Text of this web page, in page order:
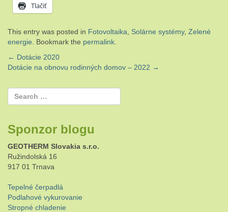
Tlačiť
This entry was posted in Fotovoltaika Solárne systémy, Zelené
energie . Bookmark the permalink
Post
← Dotácie 2020
Dotácie na obnovu rodinných domov – 2022 →
Sponzor blogu
GEOTHERM Slovakia s.r.o.
Ružindolská 16
917 01 Trnava
Tepelné čerpadlá
Podlahové vykurovanie
Stropné chladenie